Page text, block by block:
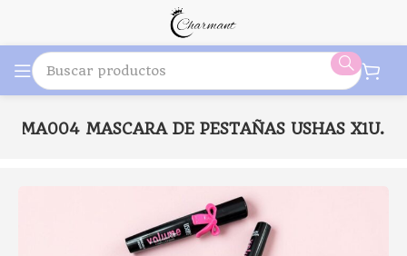
UMA004 MASCARA DE PESTAÑAS USHAS X1U.